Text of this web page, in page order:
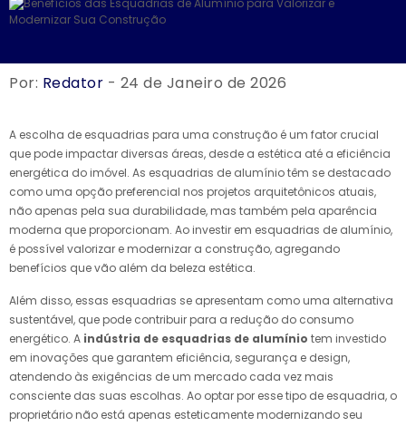
Por: Redator - 24 de Janeiro de 2026
A escolha de esquadrias para uma construção é um fator crucial
que pode impactar diversas áreas, desde a estética até a eficiência
energética do imóvel. As esquadrias de alumínio têm se destacado
como uma opção preferencial nos projetos arquitetônicos atuais,
não apenas pela sua durabilidade, mas também pela aparência
moderna que proporcionam. Ao investir em esquadrias de alumínio,
é possível valorizar e modernizar a construção, agregando
benefícios que vão além da beleza estética.
Além disso, essas esquadrias se apresentam como uma alternativa
sustentável, que pode contribuir para a redução do consumo
energético. A indústria de esquadrias de alumínio tem investido
em inovações que garantem eficiência, segurança e design,
atendendo às exigências de um mercado cada vez mais
consciente das suas escolhas. Ao optar por esse tipo de esquadria, o
proprietário não está apenas esteticamente modernizando seu